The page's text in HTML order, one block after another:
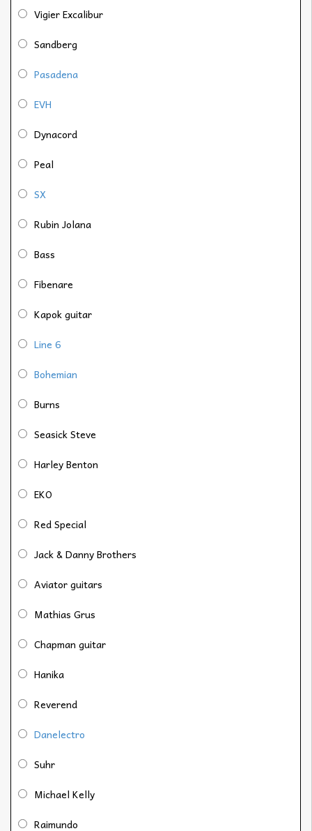
Vigier Excalibur
Sandberg
Pasadena
EVH
Dynacord
Peal
SX
Rubin Jolana
Bass
Fibenare
Kapok guitar
Line 6
Bohemian
Burns
Seasick Steve
Harley Benton
EKO
Red Special
Jack & Danny Brothers
Aviator guitars
Mathias Grus
Chapman guitar
Hanika
Reverend
Danelectro
Suhr
Michael Kelly
Raimundo